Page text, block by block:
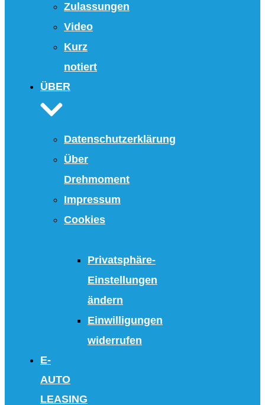
Zulassungen
Video
Kurz
notiert
ÜBER
Datenschutzerklärung
Über
Drehmoment
Impressum
Cookies
Privatsphäre-
Einstellungen
ändern
Einwilligungen
widerrufen
E-
AUTO
LEASING